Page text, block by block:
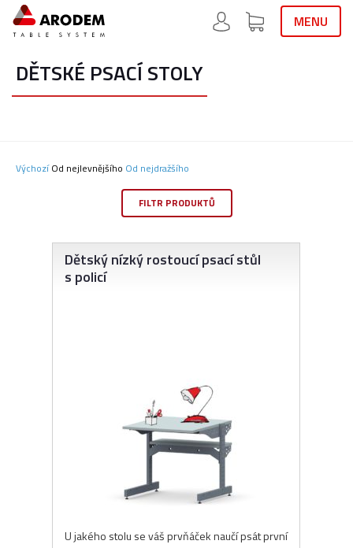
MENU
DĚTSKÉ PSACÍ STOLY
Výchozí Od nejlevnějšího Od nejdražšího
FILTR PRODUKTŮ
Dětský nízký rostoucí psací stůl
s policí
U jakého stolu se váš prvňáček naučí psát první